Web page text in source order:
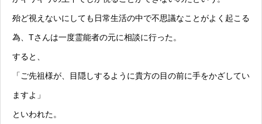
殆ど視えないにしても日常生活の中で不思議なことがよく起こる
為、Tさんは一度霊能者の元に相談に行った。
すると、
「ご先祖様が、目隠しするように貴方の目の前に手をかざしてい
ますよ」
といわれた。